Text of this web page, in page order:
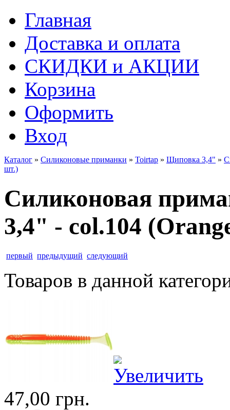
Главная
Доставка и оплата
СКИДКИ и АКЦИИ
Корзина
Оформить
Вход
Каталог » Силиконовые приманки » Toirtap » Щиповка 3,4" »
шт.)
Силиконовая
3,4" - col.104
первый предыдущий следующий
Товаров в данной
47,00 грн.